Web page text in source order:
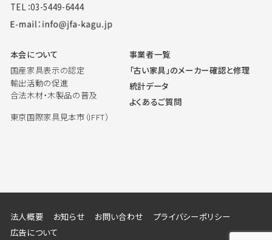
TEL：03-5449-6444
本会について
国産家具表示の認定
輸出活動の促進
合法木材・木製品の普及
東京国際家具見本市（IFFT）
事業者一覧
「古い家具」のメーカー確認と修理
統計データ
よくあるご質問
法人概要 お知らせ お問い合わせ
プライバシーポリシー
広告について